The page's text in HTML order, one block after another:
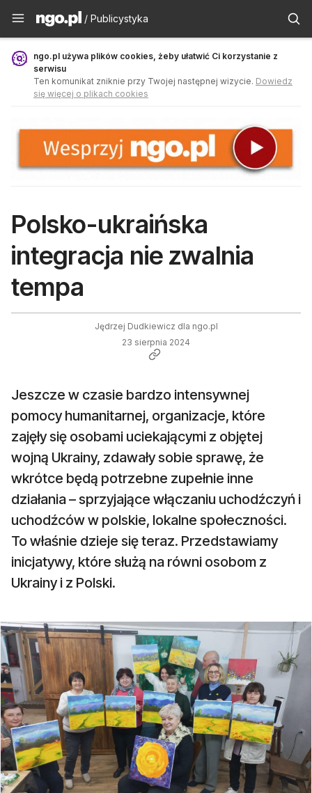
Publicystyka - ngo.pl
/ Publicystyka
ngo.pl używa plików cookies, żeby ułatwić Ci korzystanie z
serwisu
Ten komunikat zniknie przy Twojej następnej wizycie. Dowiedz
się więcej o plikach cookies
Polsko-ukraińska
integracja nie zwalnia
tempa
Jędrzej Dudkiewicz dla ngo.pl
23 sierpnia 2024
Jeszcze w czasie bardzo intensywnej
pomocy humanitarnej, organizacje, które
zajęły się osobami uciekającymi z objętej
wojną Ukrainy, zdawały sobie sprawę, że
wkrótce będą potrzebne zupełnie inne
działania – sprzyjające włączaniu uchodźczyń i
uchodźców w polskie, lokalne społeczności.
To właśnie dzieje się teraz. Przedstawiamy
inicjatywy, które służą na równi osobom z
Ukrainy i z Polski.